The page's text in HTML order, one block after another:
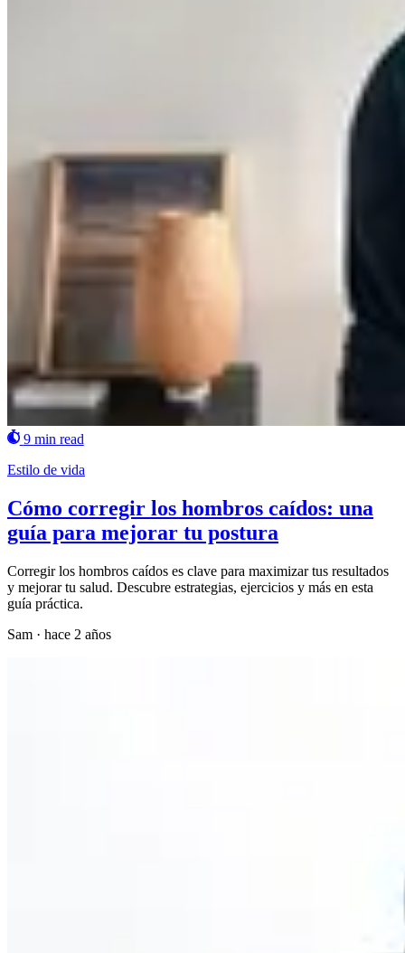
9 min read
Estilo de vida
Cómo corregir los hombros caídos: una
guía para mejorar tu postura
Corregir los hombros caídos es clave para maximizar tus resultados
y mejorar tu salud. Descubre estrategias, ejercicios y más en esta
guía práctica.
Sam · hace 2 años